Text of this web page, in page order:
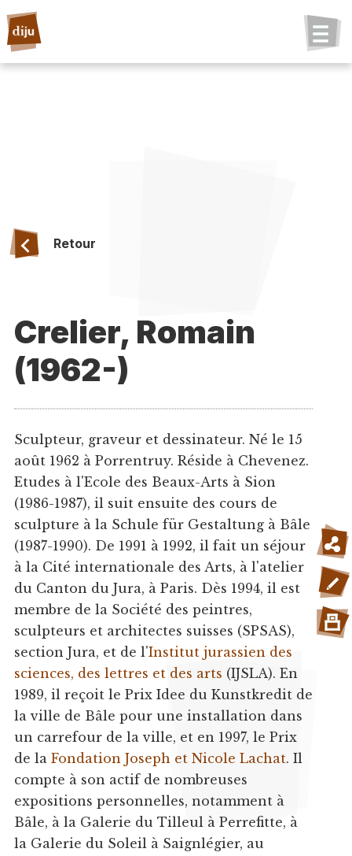
Retour
Crelier, Romain
(1962-)
Sculpteur, graveur et dessinateur. Né le 15
août 1962 à Porrentruy. Réside à Chevenez.
Etudes à l'Ecole des Beaux-Arts à Sion
(1986-1987), il suit ensuite des cours de
sculpture à la Schule für Gestaltung à Bâle
(1987-1990). De 1991 à 1992, il fait un séjour
à la Cité internationale des Arts, à l'atelier
du Canton du Jura, à Paris. Dès 1994, il est
membre de la Société des peintres,
sculpteurs et architectes suisses (SPSAS),
section Jura, et de l'Institut jurassien des
sciences, des lettres et des arts (IJSLA). En
1989, il reçoit le Prix Idee du Kunstkredit de
la ville de Bâle pour une installation dans
un carrefour de la ville, et en 1997, le Prix
de la Fondation Joseph et Nicole Lachat. Il
compte à son actif de nombreuses
expositions personnelles, notamment à
Bâle, à la Galerie du Tilleul à Perrefitte, à
la Galerie du Soleil à Saignlégier, au